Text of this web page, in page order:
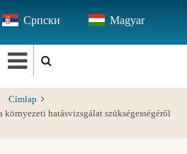
Српски Magyar
Címlap
környezeti hatásvizsgálat szükségességéről